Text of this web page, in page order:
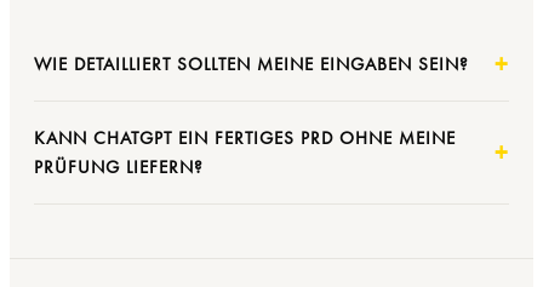
WIE DETAILLIERT SOLLTEN MEINE EINGABEN SEIN?
KANN CHATGPT EIN FERTIGES PRD OHNE MEINE
PRÜFUNG LIEFERN?